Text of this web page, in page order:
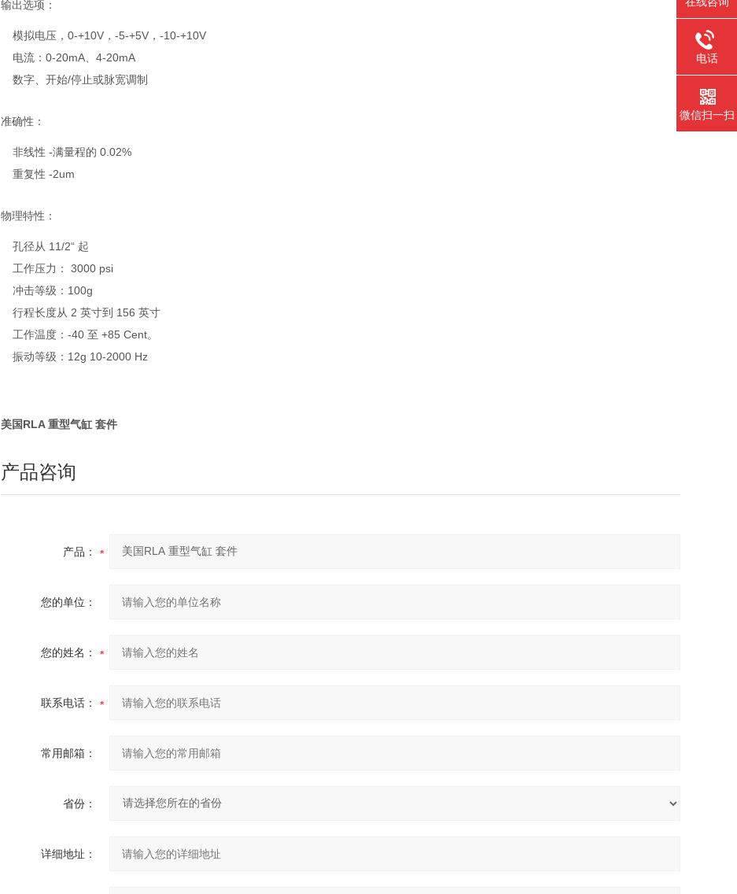
输出选项：
模拟电压，0-+10V，-5-+5V，-10-+10V
电流：0-20mA、4-20mA
数字、开始/停止或脉宽调制
准确性：
非线性 -满量程的 0.02%
重复性 -2um
物理特性：
孔径从 11/2“ 起
工作压力： 3000 psi
冲击等级：100g
行程长度从 2 英寸到 156 英寸
工作温度：-40 至 +85 Cent。
振动等级：12g 10-2000 Hz
美国RLA 重型气缸 套件
产品咨询
产品：
您的单位：
您的姓名：
联系电话：
常用邮箱：
省份：
详细地址：
电话
微信扫一扫